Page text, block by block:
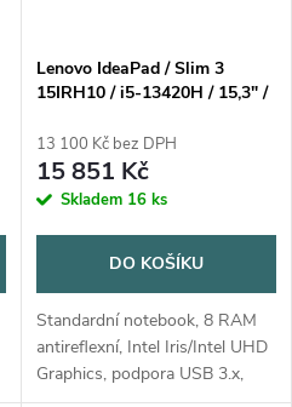
Lenovo IdeaPad / Slim 3
15IRH10 / i5-13420H / 15,3" /
int / bez OS / Cosmic Blue / 2R
13 100 Kč bez DPH
15 851 Kč
Skladem 16 ks
DO KOŠÍKU
Standardní notebook, 8 RAM
antireflexní, Intel Iris/Intel UHD
Graphics, podpora USB 3.x,
bluetooth, čtečka karet,